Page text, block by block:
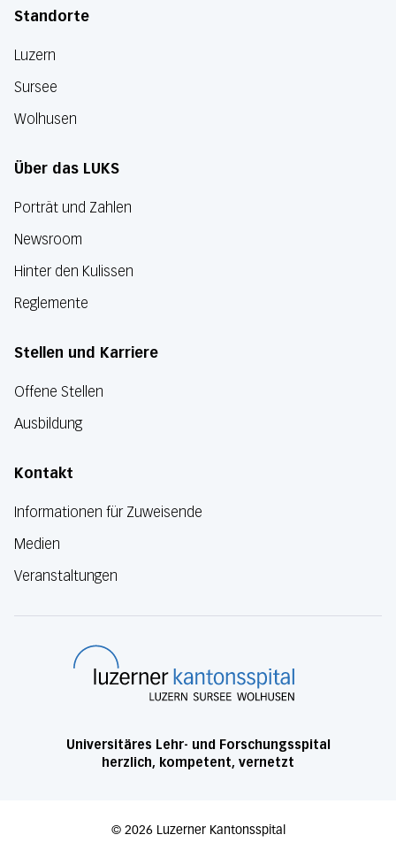
Standorte
Luzern
Sursee
Wolhusen
Über das LUKS
Porträt und Zahlen
Newsroom
Hinter den Kulissen
Reglemente
Stellen und Karriere
Offene Stellen
Ausbildung
Kontakt
Informationen für Zuweisende
Medien
Veranstaltungen
Universitäres Lehr- und Forschungsspital
herzlich, kompetent, vernetzt
© 2026 Luzerner Kantonsspital